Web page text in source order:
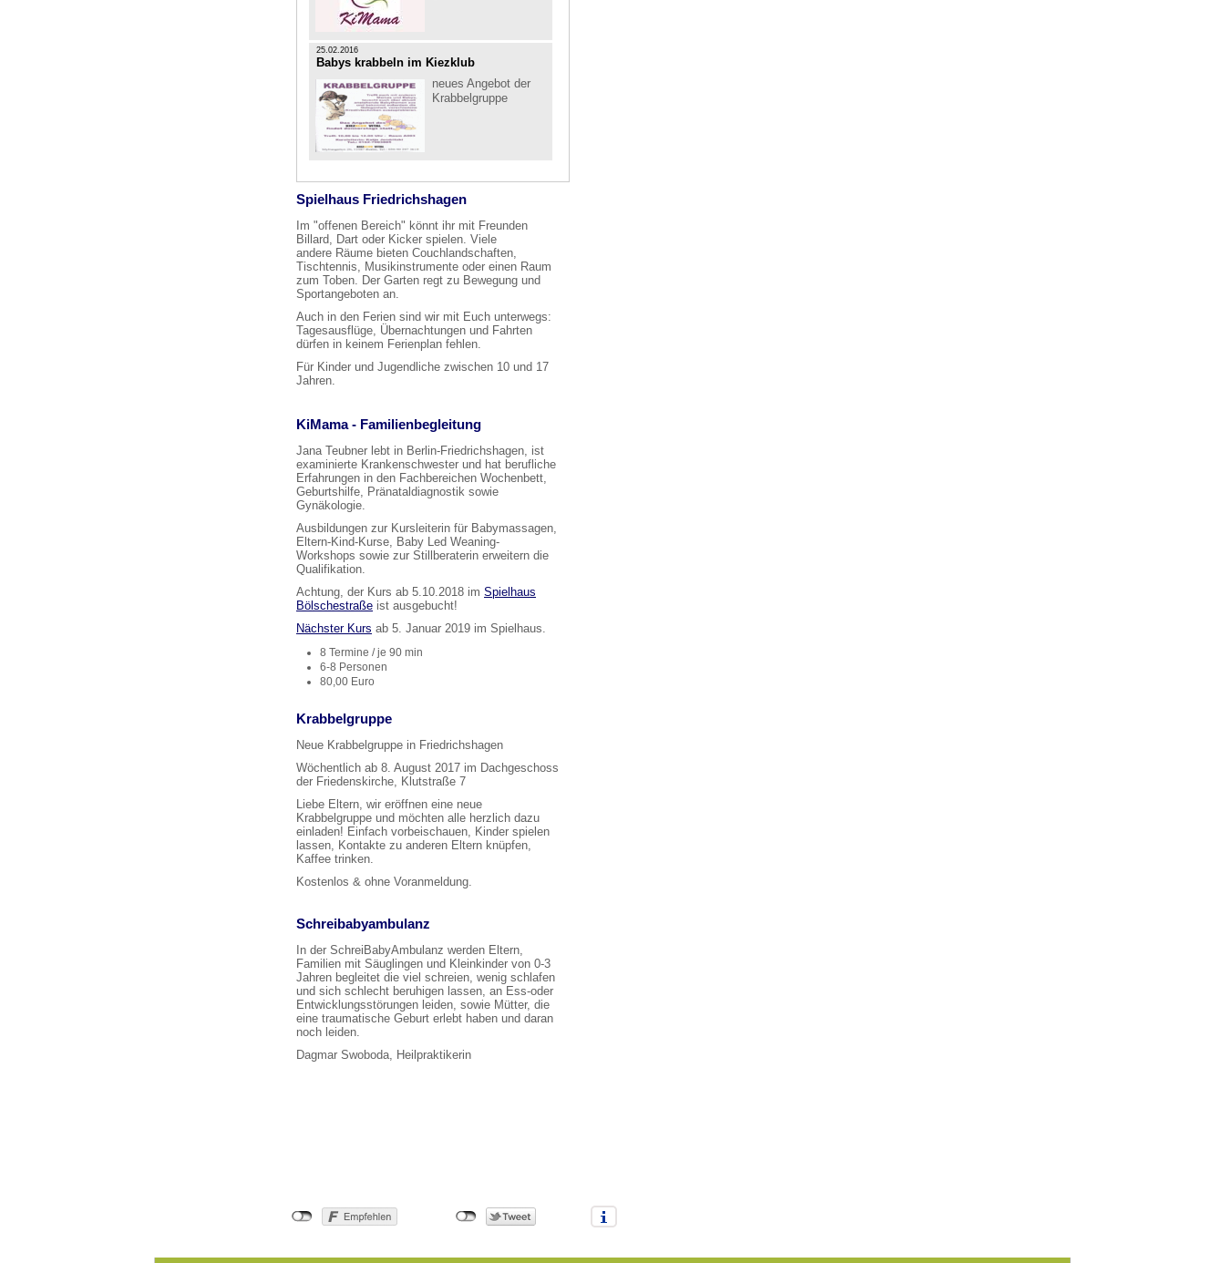
25.02.2016
Babys krabbeln im Kiezklub
neues Angebot der
Krabbelgruppe
Spielhaus Friedrichshagen
Im "offenen Bereich" könnt ihr mit Freunden
Billard, Dart oder Kicker spielen. Viele
andere Räume bieten Couchlandschaften,
Tischtennis, Musikinstrumente oder einen Raum
zum Toben. Der Garten regt zu Bewegung und
Sportangeboten an.
Auch in den Ferien sind wir mit Euch unterwegs:
Tagesausflüge, Übernachtungen und Fahrten
dürfen in keinem Ferienplan fehlen.
Für Kinder und Jugendliche zwischen 10 und 17
Jahren.
KiMama - Familienbegleitung
Jana Teubner lebt in Berlin-Friedrichshagen, ist
examinierte Krankenschwester und hat berufliche
Erfahrungen in den Fachbereichen Wochenbett,
Geburtshilfe, Pränataldiagnostik sowie
Gynäkologie.
Ausbildungen zur Kursleiterin für Babymassagen,
Eltern-Kind-Kurse, Baby Led Weaning-
Workshops sowie zur Stillberaterin erweitern die
Qualifikation.
Achtung, der Kurs ab 5.10.2018 im Spielhaus
Bölschestraße ist ausgebucht!
Nächster Kurs ab 5. Januar 2019 im Spielhaus.
8 Termine / je 90 min
6-8 Personen
80,00 Euro
Krabbelgruppe
Neue Krabbelgruppe in Friedrichshagen
Wöchentlich ab 8. August 2017 im Dachgeschoss
der Friedenskirche, Klutstraße 7
Liebe Eltern, wir eröffnen eine neue
Krabbelgruppe und möchten alle herzlich dazu
einladen! Einfach vorbeischauen, Kinder spielen
lassen, Kontakte zu anderen Eltern knüpfen,
Kaffee trinken.
Kostenlos & ohne Voranmeldung.
Schreibabyambulanz
In der SchreiBabyAmbulanz werden Eltern,
Familien mit Säuglingen und Kleinkinder von 0-3
Jahren begleitet die viel schreien, wenig schlafen
und sich schlecht beruhigen lassen, an Ess-oder
Entwicklungsstörungen leiden, sowie Mütter, die
eine traumatische Geburt erlebt haben und daran
noch leiden.
Dagmar Swoboda, Heilpraktikerin